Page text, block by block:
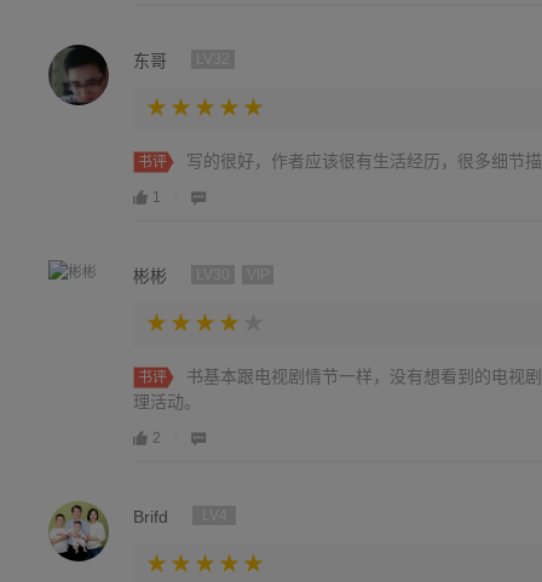
东哥
书评 写的很好，作者应该很有生活经历，很多细节
1
彬彬
书评
书基本跟电视剧情节一样，没有想看到的电视
理活动。
2
Brifd